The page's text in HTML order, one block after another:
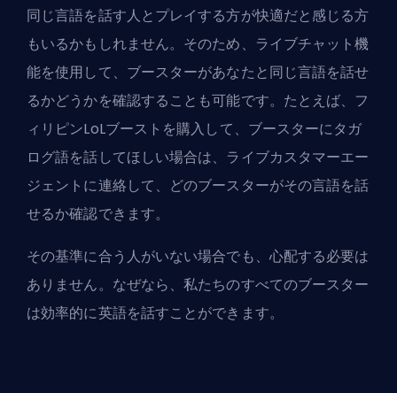
同じ言語を話す人とプレイする方が快適だと感じる方
もいるかもしれません。そのため、ライブチャット機
能を使用して、ブースターがあなたと同じ言語を話せ
るかどうかを確認することも可能です。たとえば、フ
ィリピンLoLブーストを購入して、ブースターにタガ
ログ語を話してほしい場合は、ライブカスタマーエー
ジェントに連絡して、どのブースターがその言語を話
せるか確認できます。
その基準に合う人がいない場合でも、心配する必要は
ありません。なぜなら、私たちのすべてのブースター
は効率的に英語を話すことができます。